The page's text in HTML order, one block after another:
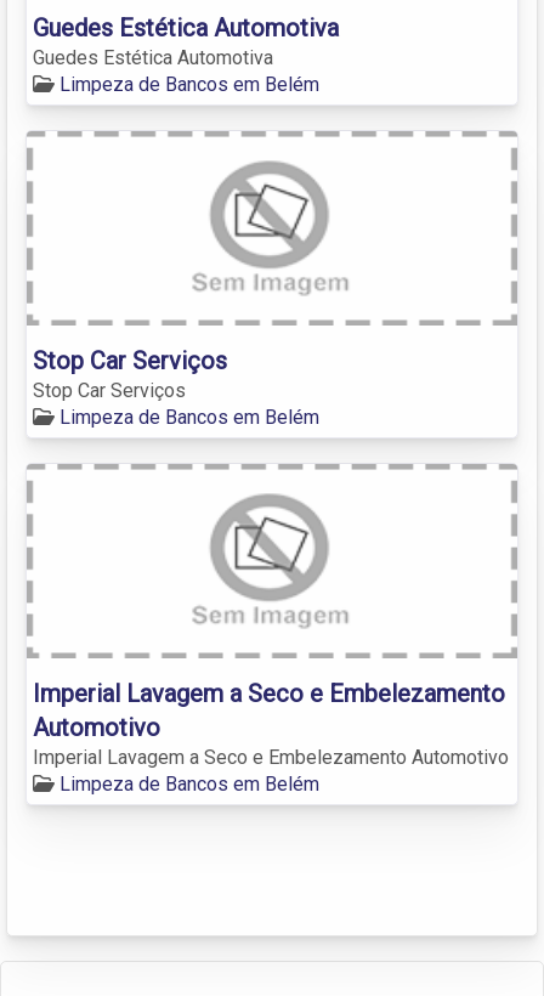
Guedes Estética Automotiva
Guedes Estética Automotiva
Limpeza de Bancos em Belém
Stop Car Serviços
Stop Car Serviços
Limpeza de Bancos em Belém
Imperial Lavagem a Seco e Embelezamento
Automotivo
Imperial Lavagem a Seco e Embelezamento Automotivo
Limpeza de Bancos em Belém